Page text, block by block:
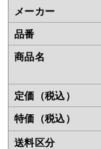
メーカー
品番
商品名
定価（税込）
特価（税込）
送料区分